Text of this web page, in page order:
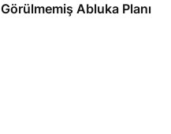
Görülmemiş Abluka Planı